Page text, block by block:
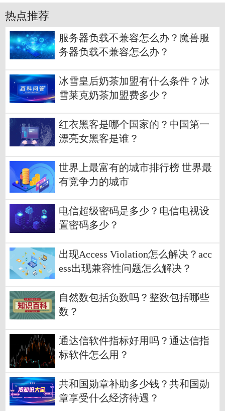
热点推荐
服务器负载不兼容怎么办？魔兽服
务器负载不兼容怎么办？
冰雪皇后奶茶加盟有什么条件？冰
雪莱克奶茶加盟费多少？
红衣黑客是哪个国家的？中国第一
漂亮女黑客是谁？
世界上最富有的城市排行榜 世界最
有竞争力的城市
电信超级密码是多少？电信电视设
置密码多少？
出现Access Violation怎么解决？acc
ess出现兼容性问题怎么解决？
自然数包括负数吗？整数包括哪些
数？
通达信软件指标好用吗？通达信指
标软件怎么用？
共和国勋章补助多少钱？共和国勋
章享受什么经济待遇？